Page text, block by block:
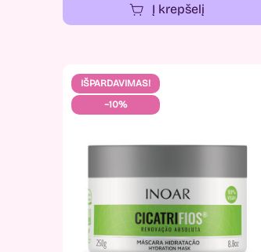
Į krepšelį
IŠPARDAVIMAS!
−10%